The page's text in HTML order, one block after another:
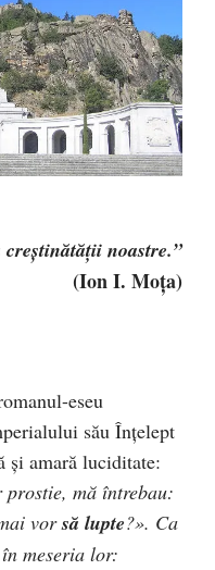
noastre.”
(Ion I. Moţa)
eseu
său Înţelept
şi amară luciditate:
mă întrebau:
vorsă lupte?». Ca
meseria lor: